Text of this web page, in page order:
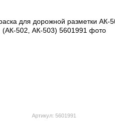
Артикул: 5601991